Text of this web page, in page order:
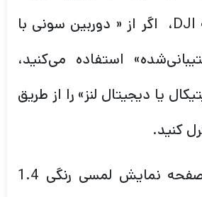
به‌علاوه، به گفته DJI، اگر از « دوربین سونی با
استفاده می‌کنید،
یا دیجیتال لنز» را از طریق
کنید.
روی دسته یک صفحه نمایش لمسی رنگی 1.4